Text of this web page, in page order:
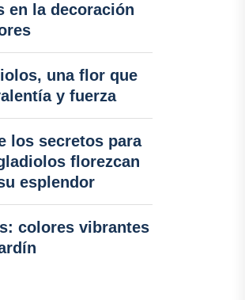
en la decoración
una flor que
y fuerza
los secretos para
florezcan
esplendor
colores vibrantes